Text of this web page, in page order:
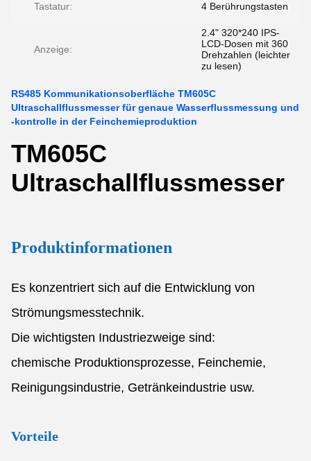
Tastatur: 4 Berührungstasten
Anzeige:
2.4" 320*240 IPS-
LCD-Dosen mit 360
Drehzahlen (leichter
zu lesen)
RS485 Kommunikationsoberfläche TM605C
Ultraschallflussmesser für genaue Wasserflussmessung und
-kontrolle in der Feinchemieproduktion
TM605C
Ultraschallflussmesser
Produktinformationen
Es konzentriert sich auf die Entwicklung von
Strömungsmesstechnik.
Die wichtigsten Industriezweige sind:
chemische Produktionsprozesse, Feinchemie,
Reinigungsindustrie, Getränkeindustrie usw.
Vorteile